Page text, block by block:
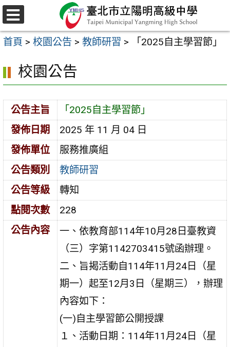
跳
至
主
內
容
區
選
單
首頁 > 校園公告 > 教師研習 > 「2025自主學習節」
校園公告
公告主旨
「2025自主學習節」
發佈日期
2025 年 11 月 04 日
發佈單位
服務推廣組
公告類別
教師研習
公告等級
轉知
點閱次數
228
公告內容
一、依教育部114年10月28日臺教資
（三）字第1142703415號函辦理。
二、旨揭活動自114年11月24日（星
期一）起至12月3日（星期三），辦理
內容如下：
(一)自主學習節公開授課
１、活動日期：114年11月24日（星